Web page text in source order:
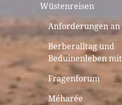
Wüstenreisen
Anforderungen an
Berberalltag und
Beduinenleben
Fragenforum
Méharée